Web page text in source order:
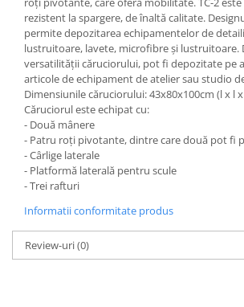
Fiat
Ford
Jaguar
Jeep
Lancia
Land Rover
Mazda
Mercedes
Mini
Nissan
Opel
Peugeot
rezistent la spargere, de înaltă calitate.
permite depozitarea echipamentelor de
lustruitoare, lavete, microfibre și lustruitoare.
versatilității căruciorului, pot fi depozitate pe
articole de echipament de atelier sau studio
Dimensiunile căruciorului: 43x80x100cm (l x l
Căruciorul este echipat cu:
- Două mânere
- Patru roți pivotante, dintre care două pot fi
- Cârlige laterale
- Platformă laterală pentru scule
- Trei rafturi
Informatii conformitate produs
Review-uri(0)